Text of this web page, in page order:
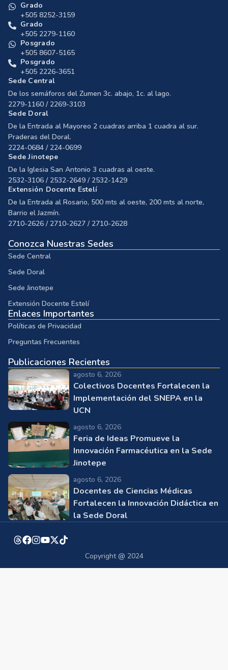
Grado
+505 8252-3159
Grado
+505 2279-1160
Posgrado
+505 8607-5165
Posgrado
+505 2226-3651
Sede Central
De los semáforos del Zumen 3c. abajo, 1c. al lago.
2279-1160 / 2269-3103
Sede Doral
De la Entrada al Mayoreo 2 cuadras arriba 1 cuadra al sur.
Praderas del Doral.
2224-0684 / 224-0699
Sede Jinotepe
De la Iglesia San Antonio 3 cuadras al oeste.
2532-3106 / 2532-2649 / 2532-1429
Extensión Docente Estelí
De la Entrada al Rosario, 500 mts al oeste, 200 mts al norte,
Barrio el Jazmín.
2710-2626 / 2710-2627 / 2710-2628
Conozca Nuestras Sedes
Sede Central
Sede Doral
Sede Jinotepe
Extensión Docente Estelí
Enlaces Importantes
Políticas de Privacidad
Preguntas Frecuentes
Publicaciones Recientes
agosto 6, 2026
Colectivos Docentes Fortalecen la
Implementación del SNEPA en la
UCN
agosto 6, 2026
Feria de Ideas Promueve la
Innovación Farmacéutica en la Sede
Jinotepe
agosto 6, 2026
Docentes de Ciencias Médicas
Fortalecen la Innovación Didáctica en
la Sede Doral
Copyright @ 2024